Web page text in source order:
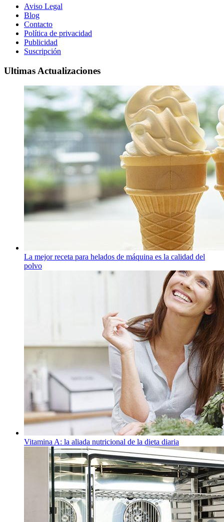
Aviso Legal
Blog
Contacto
Política de privacidad
Publicidad
Suscripción
Ultimas Actualizaciones
La mejor receta para helados de máquina es la calidad del
polvo
Vitamina A: la aliada nutricional de la dieta diaria